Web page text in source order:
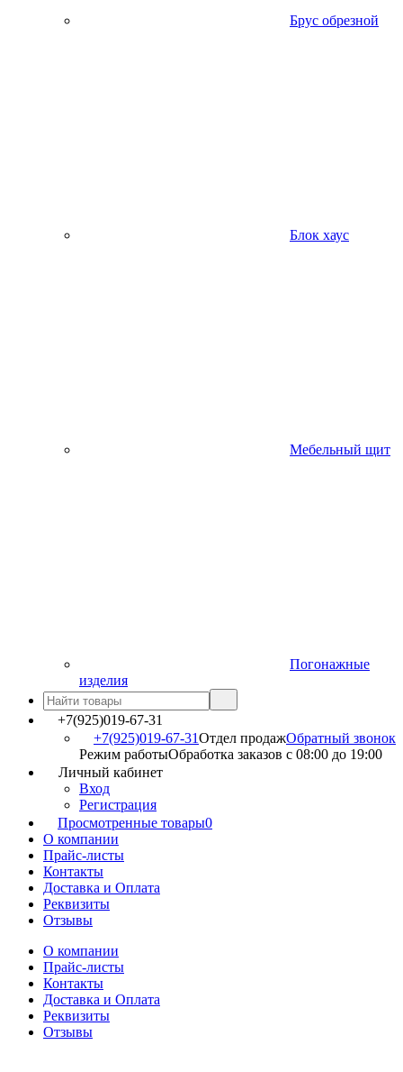
Брус обрезной
Блок хаус
Мебельный щит
Погонажные
изделия
+7(925)019-67-31
+7(925)019-67-31Отдел продажОбратный звонок
Режим работыОбработка заказов с 08:00 до 19:00
Личный кабинет
Вход
Регистрация
Просмотренные товары0
О компании
Прайс-листы
Контакты
Доставка и Оплата
Реквизиты
Отзывы
О компании
Прайс-листы
Контакты
Доставка и Оплата
Реквизиты
Отзывы